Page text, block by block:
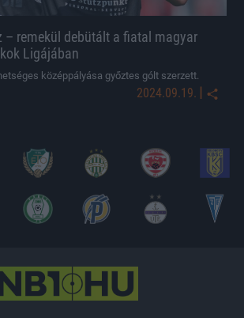
– remekül debütált a fiatal magyar
Ligájában
középpályása győztes gólt szerzett.
2024.09.19. |